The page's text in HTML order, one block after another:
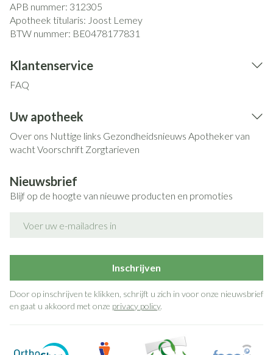
APB nummer: 312305
Apotheek titularis: Joost Lemey
BTW nummer: BE0478177831
Klantenservice
FAQ
Uw apotheek
Over ons Nuttige links Gezondheidsnieuws Apotheker van
wachtVoorschrift Zorgtarieven
Nieuwsbrief
Blijf op de hoogte van nieuwe producten en promoties
Inschrijven
Door op inschrijven te klikken, schrijft u zich in voor onze nieuwsbrief
en gaat u akkoord met onze privacy policy.